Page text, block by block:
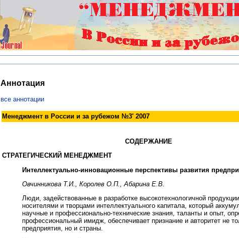
Аннотация
все аннотации
Менеджмент в России и за рубежом №3' 2007
СОДЕРЖАНИЕ
СТРАТЕГИЧЕСКИЙ МЕНЕДЖМЕНТ
Интеллектуально-инновационные перспективы развития
Овчинникова Т.И., Королев О.П., Абарина Е.В.
Люди, задействованные в разработке высокотехнологичной
носителями и творцами интеллектуального капитала, который
научные и профессионально-технические знания, таланты и опыт,
профессиональный имидж, обеспечивает признание и авторитет не
предприятия, но и страны.